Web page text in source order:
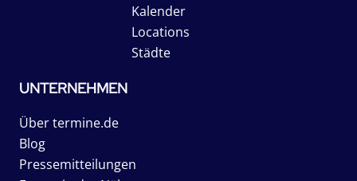
Kalender
Locations
Städte
UNTERNEHMEN
Über termine.de
Blog
Pressemitteilungen